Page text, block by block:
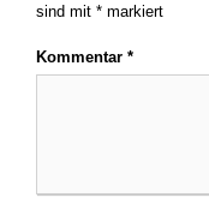
sind mit * markiert
Kommentar *